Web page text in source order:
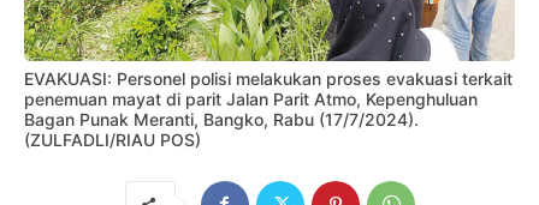
EVAKUASI: Personel polisi melakukan proses evakuasi terkait
penemuan mayat di parit Jalan Parit Atmo, Kepenghuluan
Bagan Punak Meranti, Bangko, Rabu (17/7/2024).
(ZULFADLI/RIAU POS)